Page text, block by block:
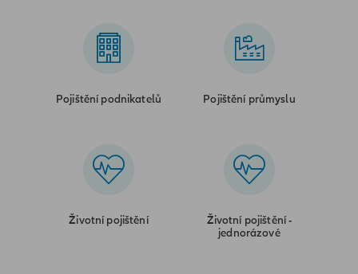
Pojištění podnikatelů Pojištění průmyslu
Životní pojištění
Životní pojištění -
jednorázové